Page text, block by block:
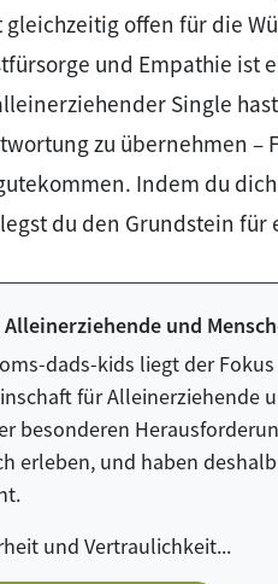
offen für die
und Empathie ist
Single
zu übernehmen –
Indem du
du den Grundstein
Alleinerziehende und
dads-kids liegt der
für Alleinerziehende
besonderen
erleben, und haben
und Vertraulichkeit...